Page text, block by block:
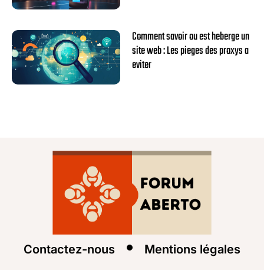
Comment savoir ou est heberge un
site web : Les pieges des proxys a
eviter
Contactez-nous Mentions légales